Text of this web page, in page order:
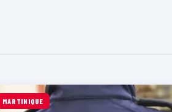
MARTINIQUE